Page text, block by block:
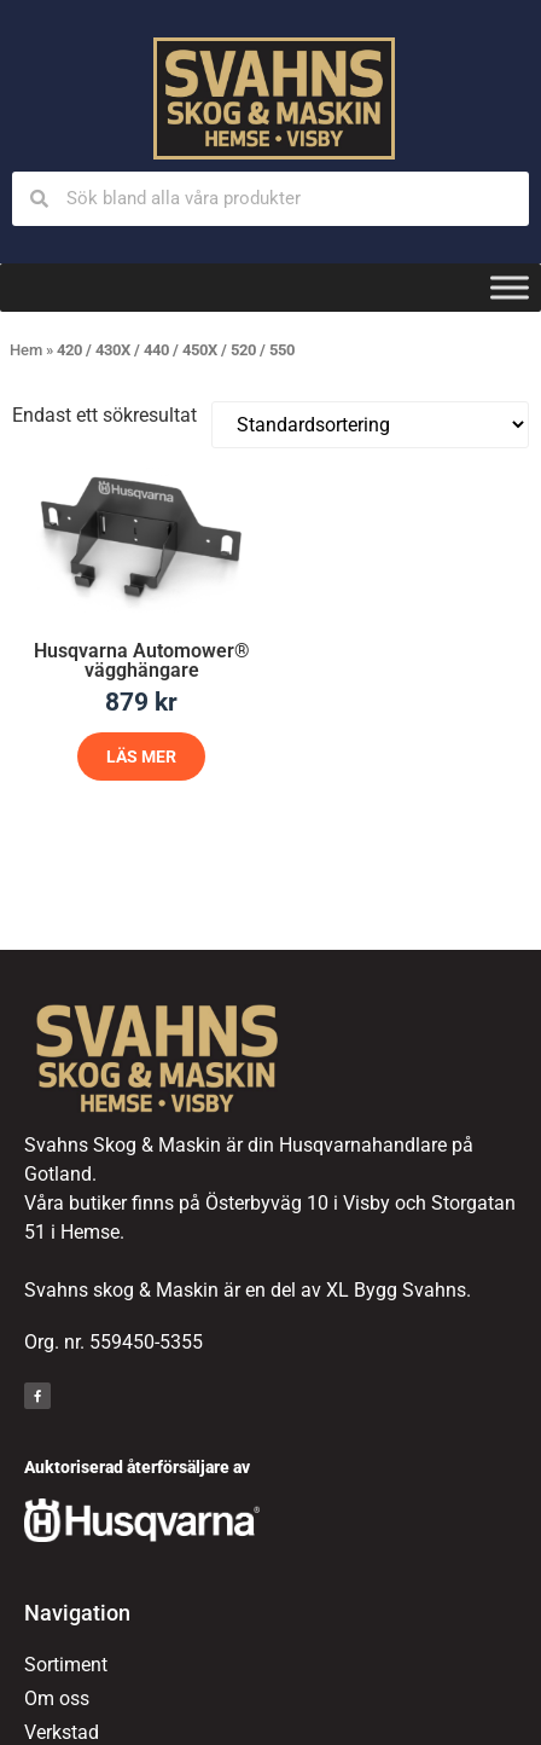
Hem » 420 / 430X / 440 / 450X / 520 / 550
Endast ett sökresultat
Husqvarna Automower®
vägghängare
879 kr
LÄS MER
Svahns Skog & Maskin är din Husqvarnahandlare på
Gotland.
Våra butiker finns på Österbyväg 10 i Visby och Storgatan
51 i Hemse.
Svahns skog & Maskin är en del av XL Bygg Svahns.
Org. nr. 559450-5355
Auktoriserad återförsäljare av
Navigation
Sortiment
Om oss
Verkstad